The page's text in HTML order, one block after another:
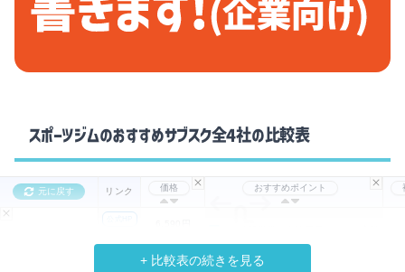
スポーツジムのおすすめサブスク全4社の比較表
元に戻す リンク 価格 おすすめポイント
価格 おすすめポイント
+ 比較表の続きを見る